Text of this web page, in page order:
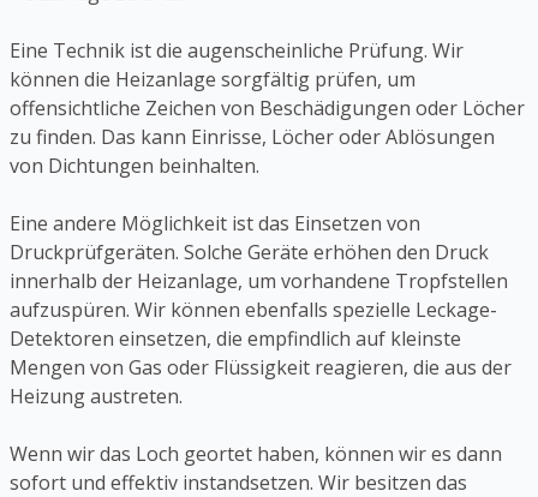
Eine Technik ist die augenscheinliche Prüfung. Wir
können die Heizanlage sorgfältig prüfen, um
offensichtliche Zeichen von Beschädigungen oder Löcher
zu finden. Das kann Einrisse, Löcher oder Ablösungen
von Dichtungen beinhalten.
Eine andere Möglichkeit ist das Einsetzen von
Druckprüfgeräten. Solche Geräte erhöhen den Druck
innerhalb der Heizanlage, um vorhandene Tropfstellen
aufzuspüren. Wir können ebenfalls spezielle Leckage-
Detektoren einsetzen, die empfindlich auf kleinste
Mengen von Gas oder Flüssigkeit reagieren, die aus der
Heizung austreten.
Wenn wir das Loch geortet haben, können wir es dann
sofort und effektiv instandsetzen. Wir besitzen das